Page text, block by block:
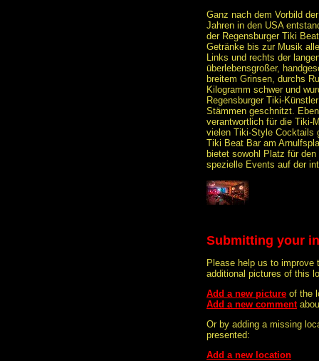
Ganz nach dem Vorbild
Jahren in den USA
der Regensburger Tiki
Getränke bis zur Musik
Links und rechts der
überlebensgroßer,
breitem Grinsen, durchs
Kilogramm schwer und
Regensburger Tiki-
Stämmen geschnitzt.
verantwortlich für die Tiki-
vielen Tiki-Style Cocktails
Tiki Beat Bar am
bietet sowohl Platz für
spezielle Events auf der
Submitting your
Please help us to improve
additional pictures of this
Add a new picture of the
Add a new comment
Or by adding a missing
presented:
Add a new location